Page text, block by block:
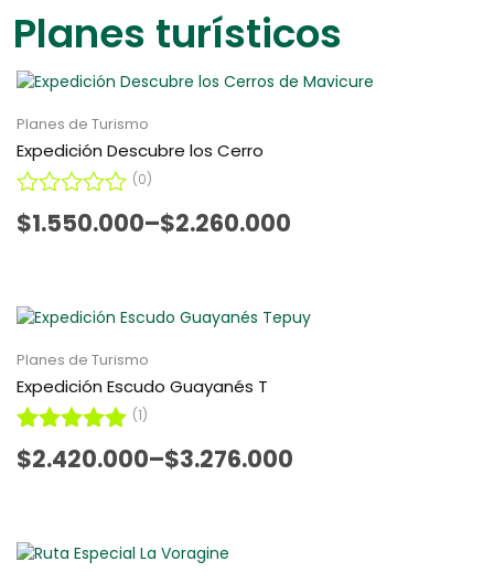
Planes turísticos
Planes de Turismo
Expedición Descubre los Cerro
V
a
a
o
c
n
0
d
(0)
$1.550.000–$2.260.000
Planes de Turismo
Expedición Escudo Guayanés T
Valorado
con5.00
(1)
$2.420.000–$3.276.000